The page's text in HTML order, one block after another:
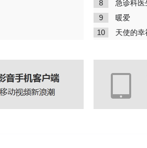
8 急诊科医
9 暖爱
10 天使的幸